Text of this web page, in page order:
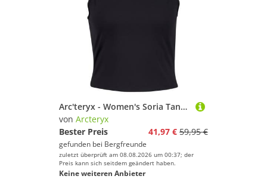
Arc'teryx - Women's Soria Tank - Tank Top Gr XL schwarz
von Arcteryx
Bester Preis
41,97 € 59,95 €
gefunden bei Bergfreunde
zuletzt überprüft am 08.08.2026 um 00:37; der
Preis kann sich seitdem geändert haben.
Keine weiteren Anbieter